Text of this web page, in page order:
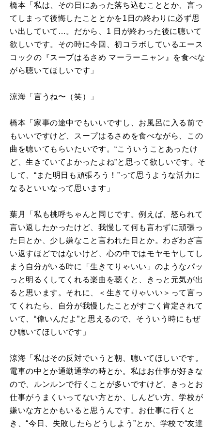
橋本「私は、その日にあった落ち込むこととか、言っ
てしまって後悔したこととかを1 日の終わりに必ず思
い出していて…。だから、1 日が終わった後に聴いて
欲しいです。その時に今回、初コラボしているエース
コックの『スープはるさめ マーラーニャン』を食べな
がら聴いてほしいです」
涼海「言うね〜（笑）」
橋本「家事の途中でもいいですし、お風呂に入る前で
もいいですけど、スープはるさめを食べながら、この
曲を聴いてもらいたいです。“こういうことあったけ
ど、生きていてよかったよね”と思って欲しいです。そ
して、“また明日も頑張ろう！”って思うような活力に
なるといいなって思います」
葉月「私も桃呼ちゃんと同じです。例えば、怒られて
言い返したかったけど、我慢して何も言わずに頑張っ
た日とか、少し嫌なこと言われた日とか。わざわざ言
い返すほどではないけど、心の中ではモヤモヤしてし
まう自分がいる時に「生きてりゃいい」のようなパッ
っと明るくしてくれる楽曲を聴くと、きっと元気が出
ると思います。それに、＜生きてりゃいい＞って言っ
てくれたら、自分が我慢したことがすごく肯定されて
いて、“偉いんだよ”と思えるので、そういう時にもぜ
ひ聴いてほしいです」
涼海「私はその反対でいうと朝、聴いてほしいです。
電車の中とか通勤通学の時とか。私はお仕事が好きな
ので、ルンルンで行くことが多いですけど、きっとお
仕事がうまくいってない方とか、しんどい方、学校が
嫌いな方とかもいると思うんです。お仕事に行くと
き、“今日、失敗したらどうしよう”とか、学校で“友達